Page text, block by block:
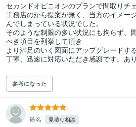
セカンドオピニオンのプランで間取りチ
工務店のから提案が無く、当方のイメー
んでしまっている状況でした。
そのような制限の多い状況にも拘らず、
べき項目を列挙して頂き
より満足のいく図面にアップグレードす
丁寧、迅速に対応いただき感謝です。あ
参考になった
匿名 見積り相談